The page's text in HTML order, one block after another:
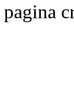
pagina